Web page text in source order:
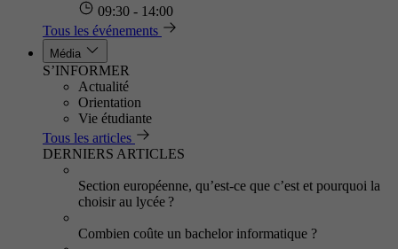
09:30 - 14:00
Tous les événements
Média
S’INFORMER
Actualité
Orientation
Vie étudiante
Tous les articles
DERNIERS ARTICLES
Section européenne, qu’est-ce que c’est et pourquoi la
choisir au lycée ?
Combien coûte un bachelor informatique ?